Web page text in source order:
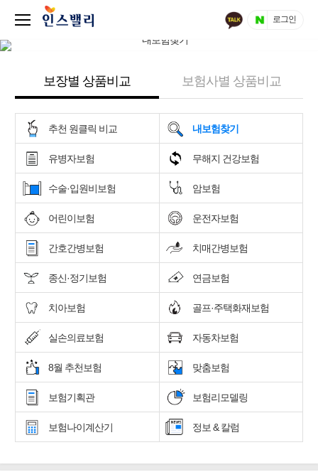
로그인
보장별 상품비교 보험사별 상품비교
추천 원클릭 비교 내보험찾기
유병자보험 무해지 건강보험
수술·입원비보험 암보험
어린이보험 운전자보험
간호간병보험 치매간병보험
종신·정기보험 연금보험
치아보험 골프·주택화재보험
실손의료보험 자동차보험
8월 추천보험 맞춤보험
보험기획관 보험리모델링
보험나이계산기 정보 & 칼럼